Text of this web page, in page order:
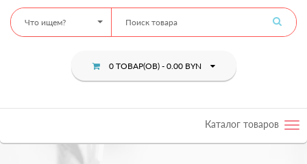
Что ищем?
0 ТОВАР(ОВ) - 0.00 BYN
Каталог товаров